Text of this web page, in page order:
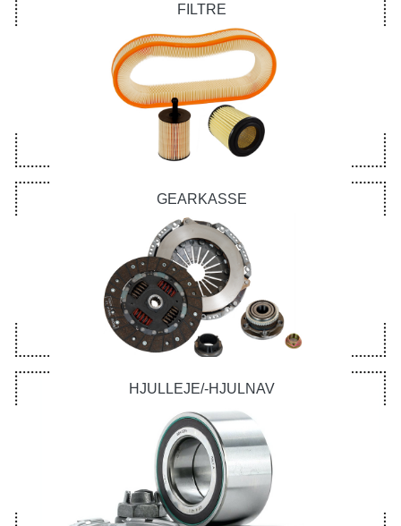
FILTRE
GEARKASSE
HJULLEJE/-HJULNAV